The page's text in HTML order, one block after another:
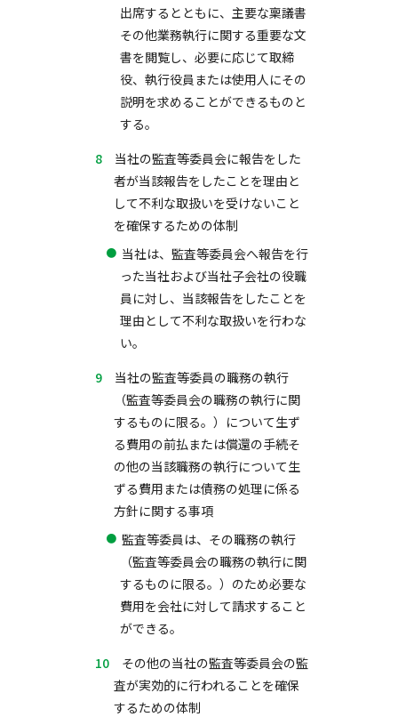
出席するとともに、主要な稟議書
その他業務執行に関する重要な文
書を閲覧し、必要に応じて取締
役、執行役員または使用人にその
説明を求めることができるものと
する。
当社の監査等委員会に報告をした
者が当該報告をしたことを理由と
して不利な取扱いを受けないこと
を確保するための体制
当社は、監査等委員会へ報告を行
った当社および当社子会社の役職
員に対し、当該報告をしたことを
理由として不利な取扱いを行わな
い。
当社の監査等委員の職務の執行
（監査等委員会の職務の執行に関
するものに限る。）について生ず
る費用の前払または償還の手続そ
の他の当該職務の執行について生
ずる費用または債務の処理に係る
方針に関する事項
監査等委員は、その職務の執行
（監査等委員会の職務の執行に関
するものに限る。）のため必要な
費用を会社に対して請求すること
ができる。
その他の当社の監査等委員会の監
査が実効的に行われることを確保
するための体制